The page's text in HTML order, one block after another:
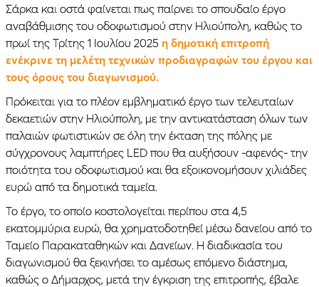
Σάρκα και οστά φαίνεται πως παίρνει το σπουδαίο έργο
αναβάθμισης του οδοφωτισμού στην Ηλιούπολη, καθώς το
πρωί της Τρίτης 1 Ιουλίου 2025 η δημοτική επιτροπή
ενέκρινε τη μελέτη τεχνικών προδιαγραφών του έργου και
τους όρους του διαγωνισμού.
Πρόκειται για το πλέον εμβληματικό έργο των τελευταίων
δεκαετιών στην Ηλιούπολη, με την αντικατάσταση όλων των
παλαιών φωτιστικών σε όλη την έκταση της πόλης με
σύγχρονους λαμπτήρες LED που θα αυξήσουν -αφενός- την
ποιότητα του οδοφωτισμού και θα εξοικονομήσουν χιλιάδες
ευρώ από τα δημοτικά ταμεία.
Το έργο, το οποίο κοστολογείται περίπου στα 4,5
εκατομμύρια ευρώ, θα χρηματοδοτηθεί μέσω δανείου από το
Ταμείο Παρακαταθηκών και Δανείων. Η διαδικασία του
διαγωνισμού θα ξεκινήσει το αμέσως επόμενο διάστημα,
καθώς ο Δήμαρχος, μετά την έγκριση της επιτροπής, έβαλε